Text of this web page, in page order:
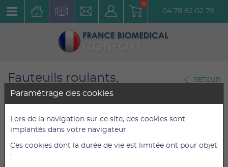
0
04 78 82 02 79
Fauteuils roulants,
Scooters,Tricycles
Fauteuils roulants manuels
RETOUR
Fauteuil roulant acier Eagle 51
cm
Paramétrage des cookies
Lors de la navigation sur ce site, des cookies sont
implantés dans votre navigateur.
Ces cookies dont la durée de vie est limitée ont pour objet
: